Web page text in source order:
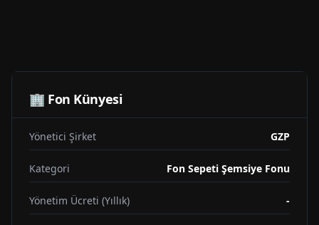
🏢 Fon Künyesi
Yönetici Şirket GZP
Kategori Fon Sepeti Şemsiye Fonu
Yönetim Ücreti (Yıllık) -